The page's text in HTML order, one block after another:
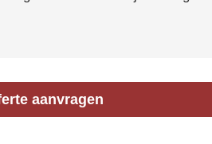
aanvragen